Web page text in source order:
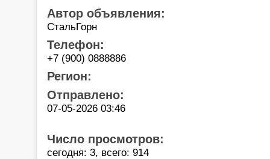
Автор объявления:
СтальГорн
Телефон:
+7 (900) 0888886
Регион:
Отправлено:
07-05-2026 03:46
Число просмотров:
сегодня: 3, всего: 914